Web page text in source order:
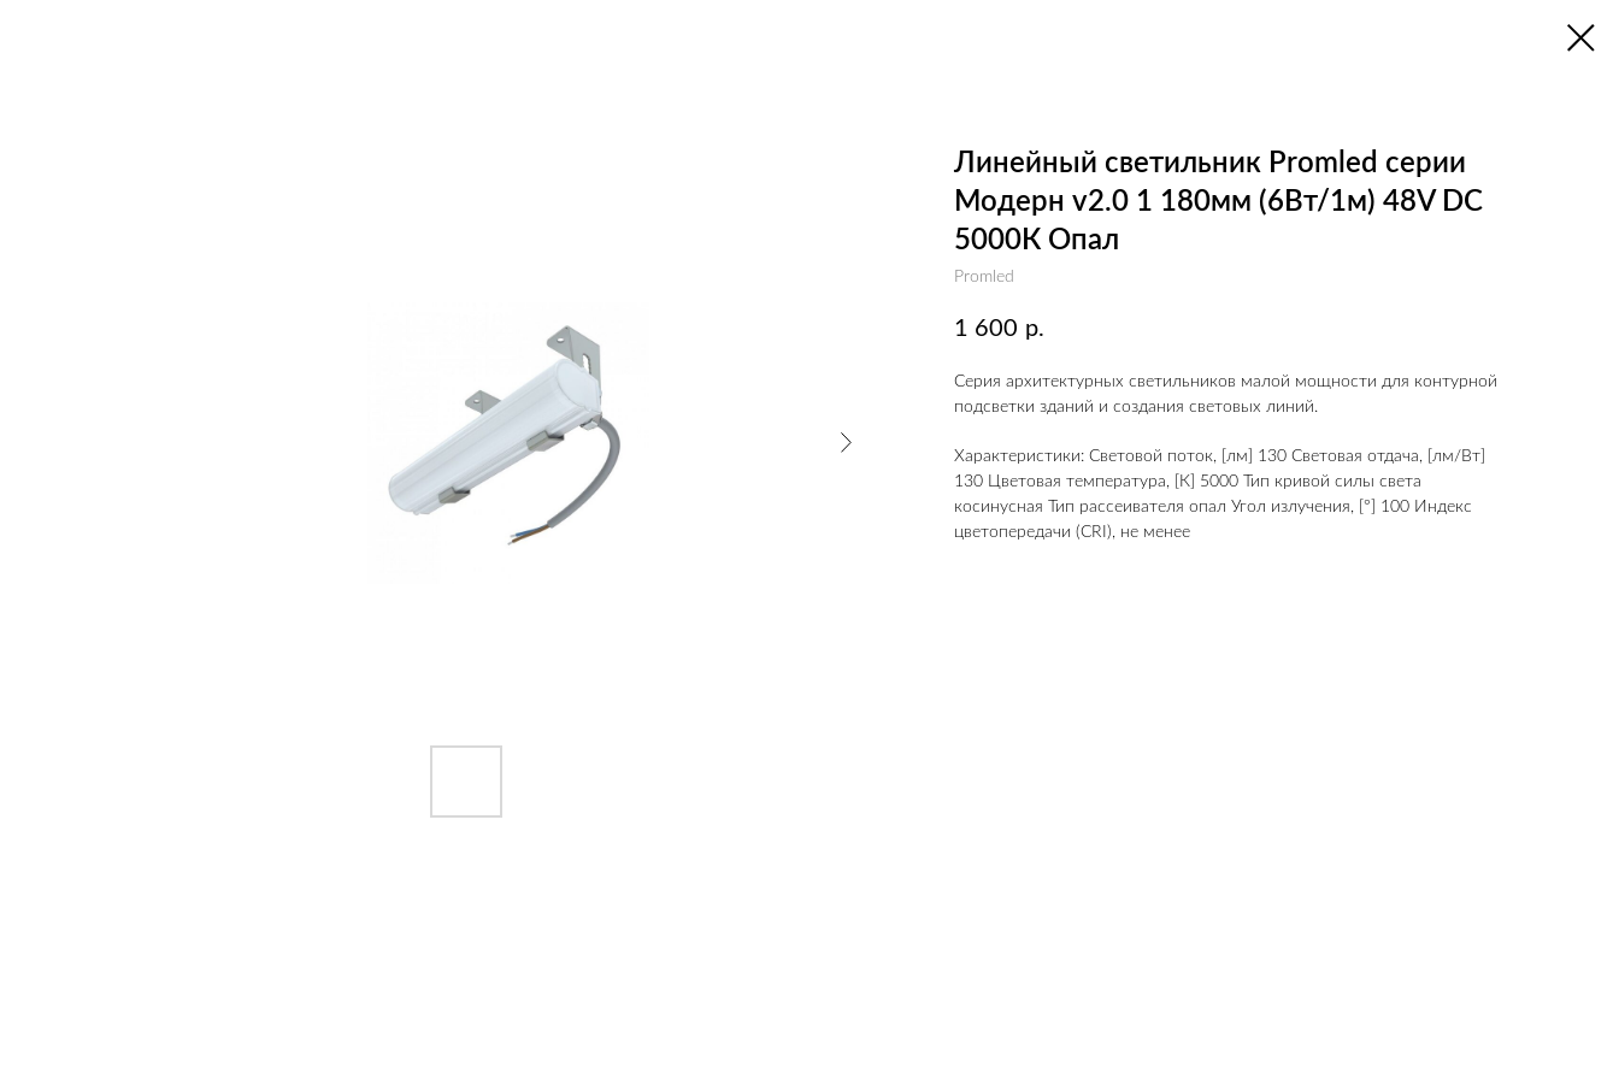
Линейный светильник Promled серии
Модерн v2.0 1 180мм (6Вт/1м) 48V DC
5000К Опал
Promled
1 600 р.
Серия архитектурных светильников малой мощности для контурной
подсветки зданий и создания световых линий.
Характеристики: Световой поток, [лм] 130 Световая отдача, [лм/Вт]
130 Цветовая температура, [К] 5000 Тип кривой силы света
косинусная Тип рассеивателя опал Угол излучения, [°] 100 Индекс
цветопередачи (CRI), не менее